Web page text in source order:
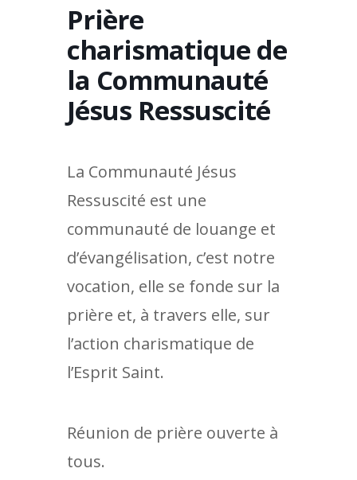
Prière
charismatique de
la Communauté
Jésus Ressuscité
La Communauté Jésus
Ressuscité est une
communauté de louange et
d’évangélisation, c’est notre
vocation, elle se fonde sur la
prière et, à travers elle, sur
l’action charismatique de
l’Esprit Saint.
Réunion de prière ouverte à
tous.